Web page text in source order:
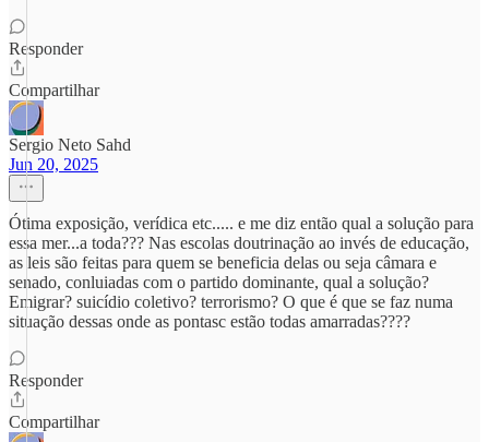
Responder
Compartilhar
Sergio Neto Sahd
Jun 20, 2025
Ótima exposição, verídica etc..... e me diz então qual a solução para
essa mer...a toda??? Nas escolas doutrinação ao invés de educação,
as leis são feitas para quem se beneficia delas ou seja câmara e
senado, conluiadas com o partido dominante, qual a solução?
Emigrar? suicídio coletivo? terrorismo? O que é que se faz numa
situação dessas onde as pontasc estão todas amarradas????
Responder
Compartilhar